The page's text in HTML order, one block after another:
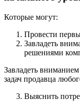
Которые могут:
Провести
Завладеть
решениями
Завладеть
задач продавца
Выяснить